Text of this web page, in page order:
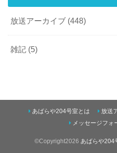
放送アーカイブ (448)
雑記 (5)
あばらや204号室とは 放送
メッセージフォ
©Copyright2026 あばらや204